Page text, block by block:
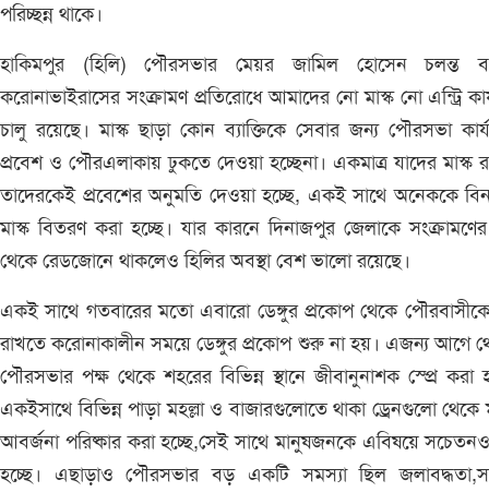
পরিচ্ছন্ন থাকে।
হাকিমপুর (হিলি) পৌরসভার মেয়র জামিল হোসেন চলন্ত
করোনাভাইরাসের সংক্রামণ প্রতিরোধে আমাদের নো মাস্ক নো এন্ট্রি
চালু রয়েছে। মাস্ক ছাড়া কোন ব্যাক্তিকে সেবার জন্য পৌরসভা
প্রবেশ ও পৌরএলাকায় ঢুকতে দেওয়া হচ্ছেনা। একমাত্র যাদের মাস্ক
তাদেরকেই প্রবেশের অনুমতি দেওয়া হচ্ছে, একই সাথে অনেককে
মাস্ক বিতরণ করা হচ্ছে। যার কারনে দিনাজপুর জেলাকে
থেকে রেডজোনে থাকলেও হিলির অবস্থা বেশ ভালো রয়েছে।
একই সাথে গতবারের মতো এবারো ডেঙ্গুর প্রকোপ থেকে
রাখতে করোনাকালীন সময়ে ডেঙ্গুর প্রকোপ শুরু না হয়। এজন্য আগে
পৌরসভার পক্ষ থেকে শহরের বিভিন্ন স্থানে জীবানুনাশক স্প্রে করা
একইসাথে বিভিন্ন পাড়া মহল্লা ও বাজারগুলোতে থাকা ড্রেনগুলো থেকে
আবর্জনা পরিষ্কার করা হচ্ছে,সেই সাথে মানুষজনকে এবিষয়ে
হচ্ছে। এছাড়াও পৌরসভার বড় একটি সমস্যা ছিল